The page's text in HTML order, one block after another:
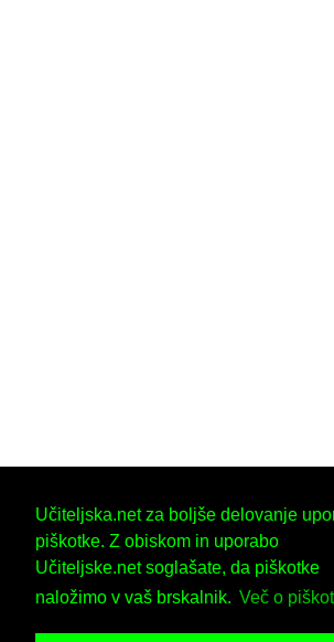
Učiteljska.net za boljše delovanje
piškotke. Z obiskom in uporabo
Učiteljske.net soglašate, da piškotke
naložimo v vaš brskalnik. Več o